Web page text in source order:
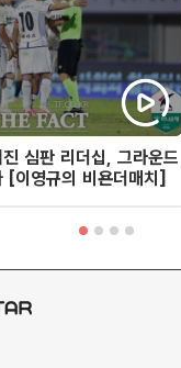
심판 리더십, 그라운드
[이영규의 비욘더매치]